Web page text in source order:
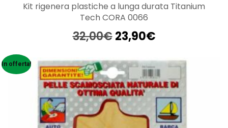
Kit rigenera plastiche a lunga durata Titanium
Tech CORA 0066
32,00€ Il
prezzo
originale
era:
32,00€.
23,90€Il
attuale
è:
23,90€.
In offerta!